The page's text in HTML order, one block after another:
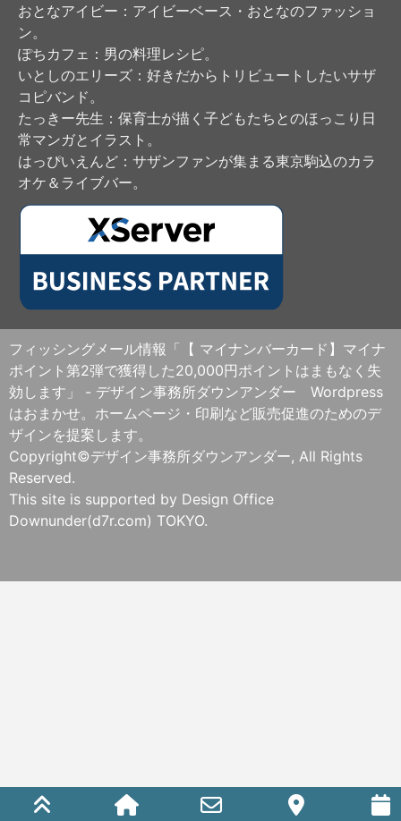
おとなアイビー ：アイビーベース・おとなのファッショ
ン。
ぽちカフェ ：男の料理レシピ。
いとしのエリーズ ：好きだからトリビュートしたいサザ
コピバンド。
たっきー先生 ：保育士が描く子どもたちとのほっこり日
常マンガとイラスト。
はっぴいえんど ：サザンファンが集まる東京駒込のカラ
オケ＆ライブバー。
フィッシングメール情報「【 マイナンバーカード】マイナ
ポイント第2弾で獲得した20,000円ポイントはまもなく失
効します」 - デザイン事務所ダウンアンダー Wordpress
はおまかせ。ホームページ・印刷など販売促進のためのデ
ザインを提案します。
Copyright©デザイン事務所ダウンアンダー, All Rights
Reserved.
This site is supported by Design Office
Downunder(d7r.com) TOKYO.